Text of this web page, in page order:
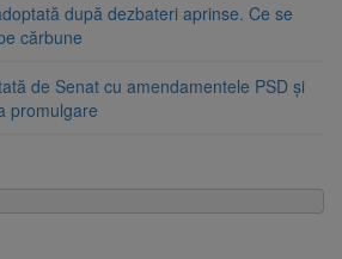
după dezbateri aprinse. Ce se
cărbune
de Senat cu amendamentele PSD și
promulgare